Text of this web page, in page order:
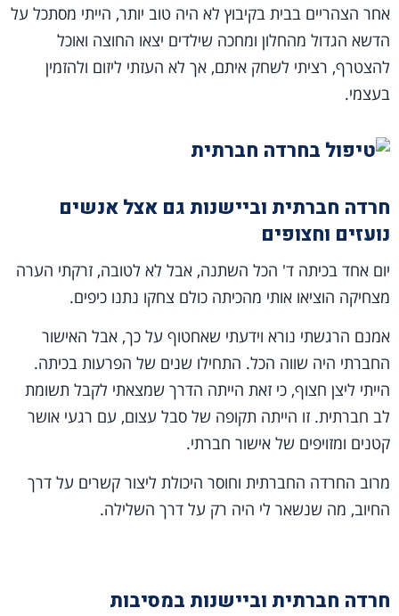
אחר הצהריים בבית בקיבוץ לא היה טוב יותר, הייתי מסתכל על
הדשא הגדול מהחלון ומחכה שילדים יצאו החוצה ואוכל
להצטרף, רציתי לשחק איתם, אך לא העזתי ליזום ולהזמין
בעצמי.
חרדה חברתית וביישנות גם אצל אנשים
נועזים וחצופים
יום אחד בכיתה ד' הכל השתנה, אבל לא לטובה, זרקתי הערה
מצחיקה הוציאו אותי מהכיתה כולם צחקו נתנו כיפים.
אמנם הרגשתי נורא וידעתי שאחטוף על כך, אבל האישור
החברתי היה שווה הכל. התחילו שנים של הפרעות בכיתה.
הייתי ליצן חצוף, כי זאת הייתה הדרך שמצאתי לקבל תשומת
לב חברתית. זו הייתה תקופה של סבל עצום, עם רגעי אושר
קטנים ומזויפים של אישור חברתי.
מרוב החרדה החברתית וחוסר היכולת ליצור קשרים על דרך
החיוב, מה שנשאר לי היה רק על דרך השלילה.
חרדה חברתית וביישנות במסיבות